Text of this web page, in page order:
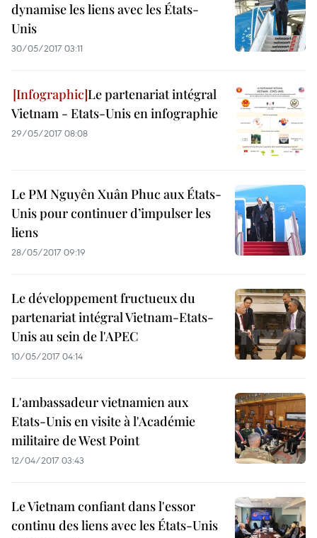
dynamise les liens avec les États-
Unis
30/05/2017 03:11
Le partenariat intégral
Vietnam - Etats-Unis en infographie
29/05/2017 08:08
Le PM Nguyên Xuân Phuc aux États-
Unis pour continuer d’impulser les
liens
28/05/2017 09:19
Le développement fructueux du
partenariat intégral Vietnam-Etats-
Unis au sein de l'APEC
10/05/2017 04:14
L'ambassadeur vietnamien aux
Etats-Unis en visite à l'Académie
militaire de West Point
12/04/2017 03:43
Le Vietnam confiant dans l'essor
continu des liens avec les États-Unis